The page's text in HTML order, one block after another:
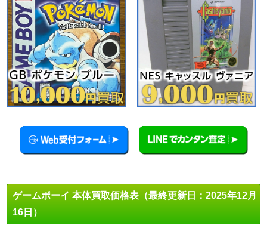
ゲームボーイ 本体買取価格表（最終更新日：2025年12月
16日）